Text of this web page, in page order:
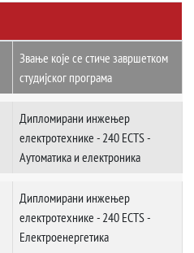
Звање које се стиче завршетком
студијског програма
Дипломирани инжењер
електротехнике - 240 ECTS -
Аутоматика и електроника
Дипломирани инжењер
електротехнике - 240 ECTS -
Електроенергетика